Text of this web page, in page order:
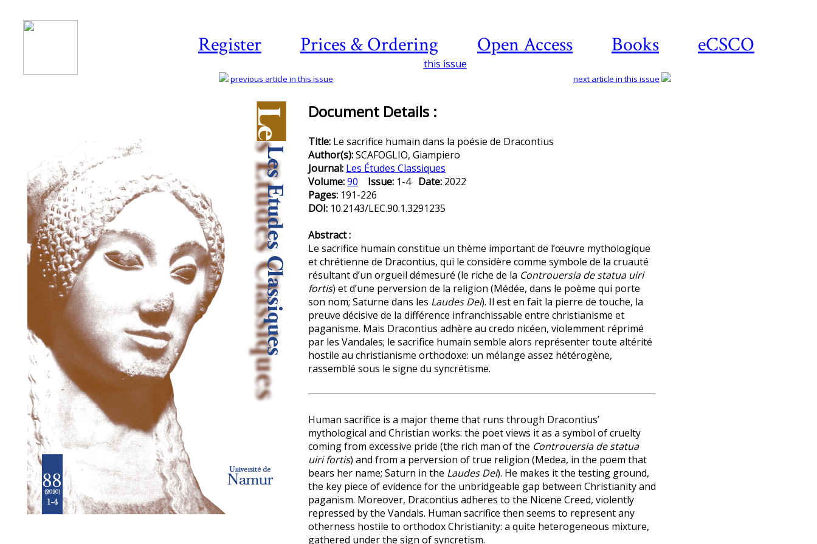
Register Prices & Ordering Open Access Books eCSCO
this issue
previous article in this issue next article in this issue
Document Details :
Title: Le sacrifice humain dans la poésie de Dracontius
Author(s):SCAFOGLIO, Giampiero
Journal: Les Études Classiques
Volume:90 Issue: 1-4 Date: 2022
Pages: 191-226
DOI: 10.2143/LEC.90.1.3291235
Abstract :
Le sacrifice humain constitue un thème important de l’œuvre mythologique
et chrétienne de Dracontius, qui le considère comme symbole de la cruauté
résultant d’un orgueil démesuré (le riche de la Controuersia de statua uiri
fortis) et d’une perversion de la religion (Médée, dans le poème qui porte
son nom; Saturne dans les Laudes Dei). Il est en fait la pierre de touche, la
preuve décisive de la différence infranchissable entre christianisme et
paganisme. Mais Dracontius adhère au credo nicéen, violemment réprimé
par les Vandales; le sacrifice humain semble alors représenter toute altérité
hostile au christianisme orthodoxe: un mélange assez hétérogène,
rassemblé sous le signe du syncrétisme.
Human sacrifice is a major theme that runs through Dracontius’
mythological and Christian works: the poet views it as a symbol of cruelty
coming from excessive pride (the rich man of the Controuersia de statua
uiri fortis) and from a perversion of true religion (Medea, in the poem that
bears her name; Saturn in the Laudes Dei). He makes it the testing ground,
the key piece of evidence for the unbridgeable gap between Christianity and
paganism. Moreover, Dracontius adheres to the Nicene Creed, violently
repressed by the Vandals. Human sacrifice then seems to represent any
otherness hostile to orthodox Christianity: a quite heterogeneous mixture,
gathered under the sign of syncretism.